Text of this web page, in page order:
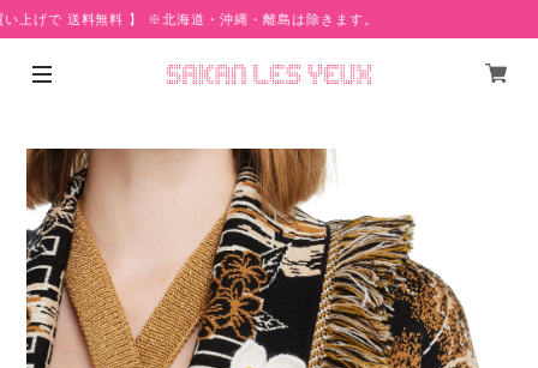
で 送料無料 】 ※北海道・沖縄・離島は除きます。